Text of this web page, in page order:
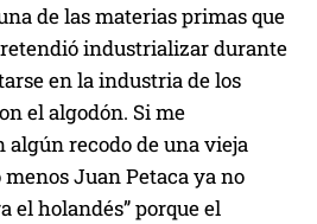
de las materias primas que
industrializar durante
en la industria de los
el algodón. Si me
algún recodo de una vieja
Juan Petaca ya no
el holandés” porque el